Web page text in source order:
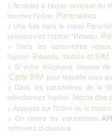
> Accédez à l'écran principal du
touchez l'icône Paramètres
> Une fois dans le menu
sélectionnez l'option "Réseau
> Dans les paramètres
l'option Réseau mobile et SIM .
> Si votre téléphone dispose
Carte SIM pour laquelle vous
> Dans les paramètres de la
sélectionnez l'option Noms des
> Appuyez sur l'icône ou le
> On rentre les paramètres
retrouvez ci-dessous